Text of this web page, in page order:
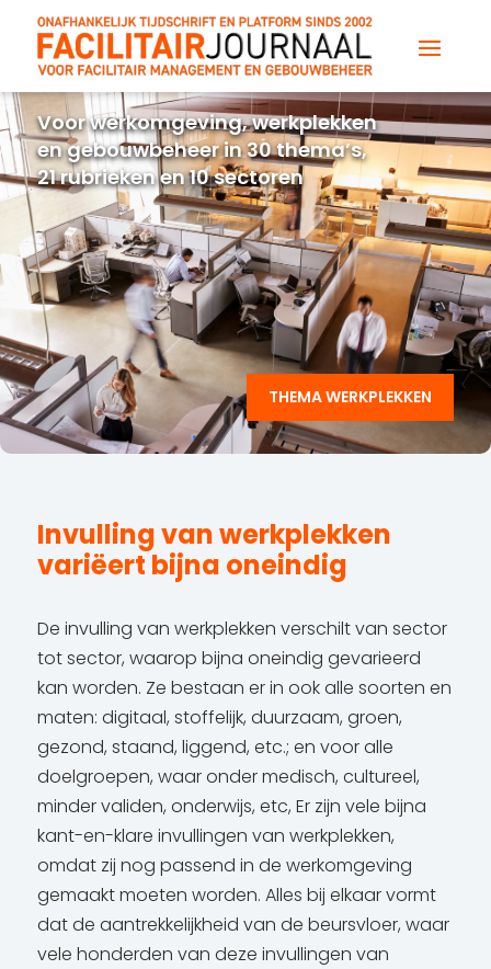
Voor werkomgeving, werkplekken
en gebouwbeheer in 30 thema’s,
21 rubrieken en 10 sectoren
THEMA WERKPLEKKEN
Invulling van werkplekken
variëert bijna oneindig
De invulling van werkplekken verschilt van sector
tot sector, waarop bijna oneindig gevarieerd
kan worden. Ze bestaan er in ook alle soorten en
maten: digitaal, stoffelijk, duurzaam, groen,
gezond, staand, liggend, etc.; en voor alle
doelgroepen, waar onder medisch, cultureel,
minder validen, onderwijs, etc, Er zijn vele bijna
kant-en-klare invullingen van werkplekken,
omdat zij nog passend in de werkomgeving
gemaakt moeten worden. Alles bij elkaar vormt
dat de aantrekkelijkheid van de beursvloer, waar
vele honderden van deze invullingen van